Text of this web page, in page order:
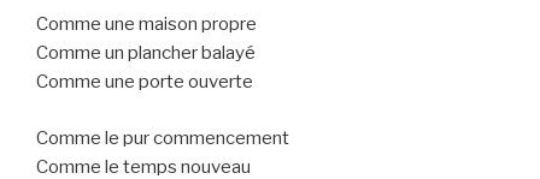
Comme une maison propre
Comme un plancher balayé
Comme une porte ouverte
Comme le pur commencement
Comme le temps nouveau